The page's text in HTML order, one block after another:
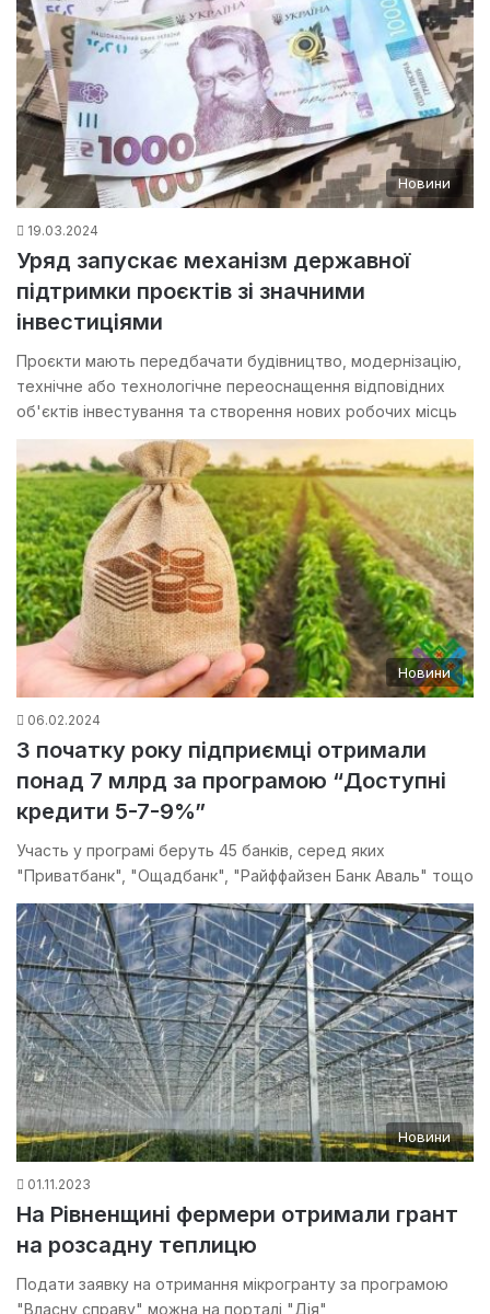
Новини
19.03.2024
Уряд запускає механізм державної
підтримки проєктів зі значними
інвестиціями
Проєкти мають передбачати будівництво, модернізацію,
технічне або технологічне переоснащення відповідних
об'єктів інвестування та створення нових робочих місць
Новини
06.02.2024
З початку року підприємці отримали
понад 7 млрд за програмою “Доступні
кредити 5-7-9%”
Участь у програмі беруть 45 банків, серед яких
"Приватбанк", "Ощадбанк", "Райффайзен Банк Аваль" тощо
Новини
01.11.2023
На Рівненщині фермери отримали грант
на розсадну теплицю
Подати заявку на отримання мікрогранту за програмою
"Власну справу" можна на порталі "Дія"